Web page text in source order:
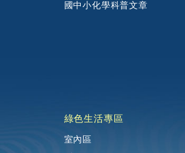
國中小化學科普文章
綠色生活專區
室內區